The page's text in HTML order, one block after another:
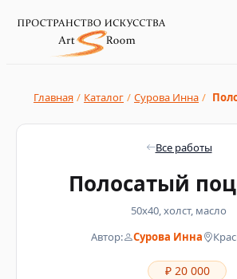
Главная / Каталог / Сурова Инна /
Все работы
Полосатый
50х40, холст, масло
Автор: Сурова Инна
₽ 20 000